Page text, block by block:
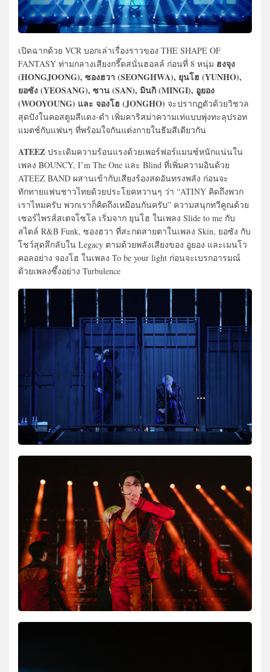
เปิดฉากด้วย VCR บอกเล่าเรื่องราวของ THE SHAPE OF
FANTASY ท่ามกลางเสียงกรี๊ดสนั่นฮอลล์ ก่อนที่ 8 หนุ่ม ฮงจุง
(HONGJOONG), ซองฮวา (SEONGHWA), ยุนโฮ (YUNHO),
ยอซัง (YEOSANG), ซาน (SAN), มินกิ (MINGI), อูยอง
(WOOYOUNG) และ จองโฮ (JONGHO) จะปรากฏตัวด้วยวิชวล
สุดปังในคอสตูมสีแดง-ดำ เพิ่มคาริสม่าความเท่แบบพุ่งทะลุปรอท
แมตช์กับแฟนๆ ที่พร้อมใจกันแต่งกายในธีมสีเดียวกัน
ATEEZ ประเดิมความร้อนแรงด้วยเพอร์ฟอร์แมนซ์หนักแน่นใน
เพลง BOUNCY, I’m The One และ Blind ที่เพิ่มความอินด้วย
ATEEZ BAND ผสานเข้ากับเสียงร้องสดอันทรงพลัง ก่อนจะ
ทักทายแฟนชาวไทยด้วยประโยคหวานๆ ว่า “ATINY คิดถึงพวก
เราไหมครับ พวกเราก็คิดถึงเหมือนกันครับ” ความสนุกทวีคูณด้วย
เซอร์ไพรส์สเตจโซโล เริ่มจาก ยุนโฮ ในเพลง Slide to me กับ
สไตล์ R&B Funk, ซองฮวา ที่สะกดสายตาในเพลง Skin, ยอซัง กับ
โชว์สุดลึกลับใน Legacy ตามด้วยพลังเสียงของ อูยอง และเมนโว
คอลอย่าง จองโฮ ในเพลง To be your light ก่อนจะเบรกอารมณ์
ด้วยเพลงซึ้งอย่าง Turbulence